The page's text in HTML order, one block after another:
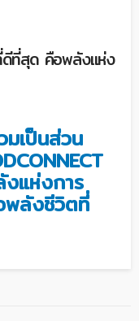
ดีที่สุด คือพลังแห่ง
มเป็นส่วน
แห่งการ
พลังชีวิตที่